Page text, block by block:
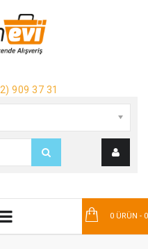
909 37 31
0 ÜRÜN -